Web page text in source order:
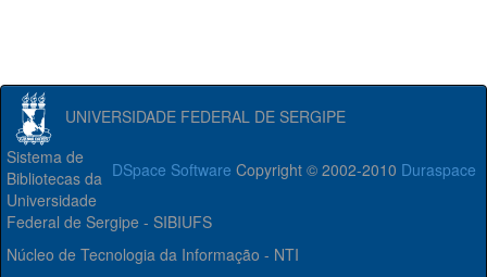
UNIVERSIDADE FEDERAL DE SERGIPE
DSpace Software Copyright © 2002-2010 Duraspace
Sistema de
Bibliotecas da
Universidade
Federal de Sergipe - SIBIUFS
Núcleo de Tecnologia da Informação - NTI